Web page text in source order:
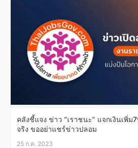
คลังชี้แจง ข่าว “เราชนะ” แจกเงินเพิ่ม
จริง ขออย่าแชร์ข่าวปลอม
25 ก.ค. 2023